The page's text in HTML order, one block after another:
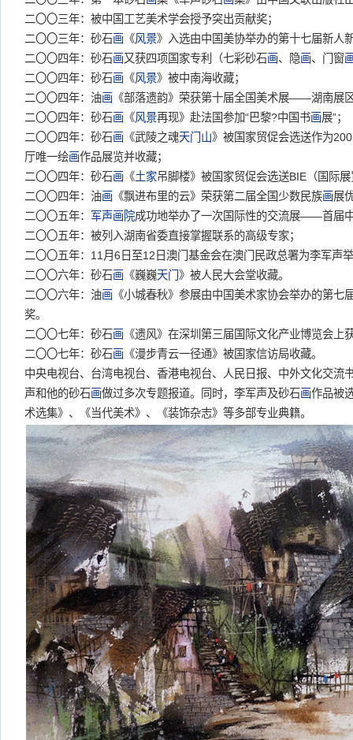
二〇〇三年：被中国工艺美术学会授予突出贡献奖；
二〇〇三年：砂石画 《风景》入选由中国美协举办的第十七届新人
二〇〇四年：砂石画又获四项国家专利（七彩砂石画、隐画、门窗
二〇〇四年：砂石画 《风景》被中南海收藏；
二〇〇四年：油画 《部落遗韵》荣获第十届全国美术展——湖南展
二〇〇四年：砂石画 《风景再现》赴法国参加“巴黎?中国书画展”；
二〇〇四年：砂石画 《武陵之魂天门山》被国家贸促会选送作为
厅唯一绘画作品展览并收藏；
二〇〇四年：砂石画 《土家吊脚楼》被国家贸促会选送BIE（国际
二〇〇四年：油画 《飘进布里的云》荣获第二届全国少数民族画展
二〇〇五年： 军声画院成功地举办了一次国际性的交流展——首届
二〇〇五年：被列入湖南省委直接掌握联系的高级专家；
二〇〇五年：11月6日至12日澳门基金会在澳门民政总署为李军声
二〇〇六年：砂石画 《巍巍天门 》被人民大会堂收藏。
二〇〇六年：油画 《小城春秋》参展由中国美术家协会举办的第七
奖。
二〇〇七年：砂石画 《遗风》在深圳第三届国际文化产业博览会上
二〇〇七年：砂石画 《漫步青云一径通》被国家信访局收藏。
中央电视台、台湾电视台、香港电视台、人民日报、中外文化交流
声和他的砂石画做过多次专题报道。同时，李军声及砂石画作品被
术选集》、《当代美术》、《装饰杂志》等多部专业典籍。